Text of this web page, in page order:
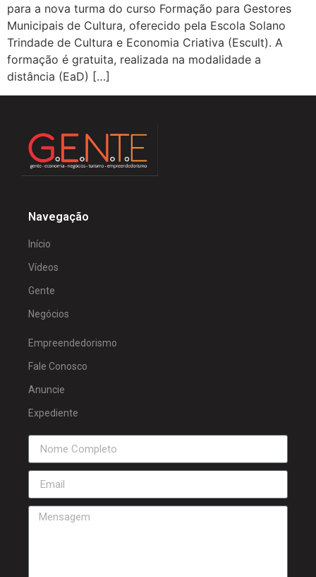
para a nova turma do curso Formação para Gestores
Municipais de Cultura, oferecido pela Escola Solano
Trindade de Cultura e Economia Criativa (Escult). A
formação é gratuita, realizada na modalidade a
distância (EaD) […]
Navegação
Início
Vídeos
Gente
Negócios
Empreendedorismo
Fale Conosco
Anuncie
Expediente